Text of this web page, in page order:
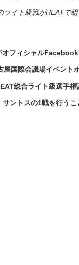
ライト級戦がHEATで
オフィシャル
屋国際会議場イベント
総合ライト級選手権
ントスの1戦を行うこ